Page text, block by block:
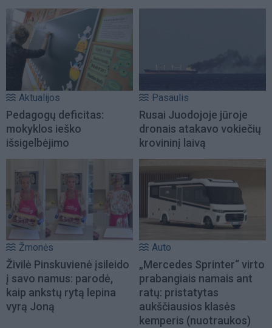
Aktualijos
Pedagogų deficitas:
mokyklos ieško
išsigelbėjimo
Pasaulis
Rusai Juodojoje jūroje
dronais atakavo vokiečių
krovininį laivą
Žmonės
Živilė Pinskuvienė įsileido
į savo namus: parodė,
kaip ankstų rytą lepina
vyrą Joną
Auto
„Mercedes Sprinter“ virto
prabangiais namais ant
ratų: pristatytas
aukščiausios klasės
kemperis (nuotraukos)